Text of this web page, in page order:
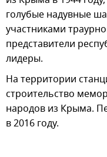
голубые надувные
участниками
представители
лидеры.
На территории
строительство
народов из Крыма.
в 2016 году.